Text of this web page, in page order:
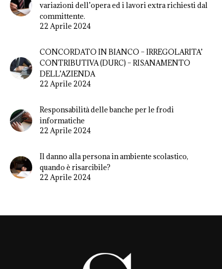
variazioni dell’opera ed i lavori extra richiesti dal
committente.
22 Aprile 2024
CONCORDATO IN BIANCO – IRREGOLARITA’
CONTRIBUTIVA (DURC) – RISANAMENTO
DELL’AZIENDA
22 Aprile 2024
Responsabilità delle banche per le frodi
informatiche
22 Aprile 2024
Il danno alla persona in ambiente scolastico,
quando è risarcibile?
22 Aprile 2024